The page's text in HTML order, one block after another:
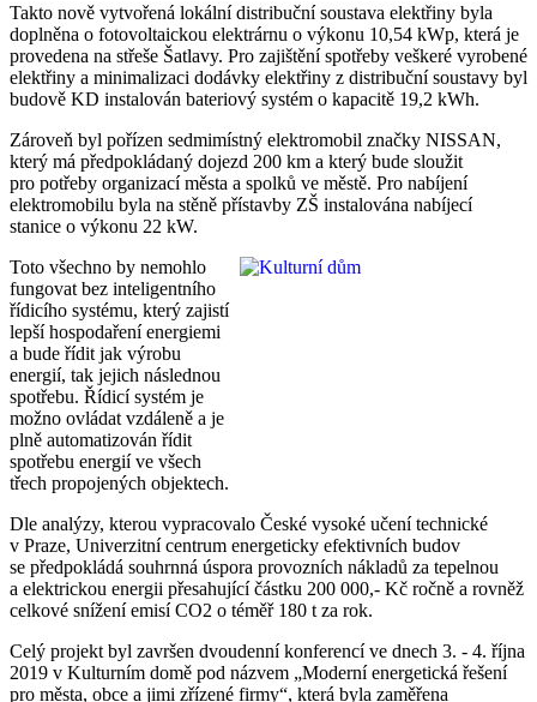
Takto nově vytvořená lokální distribuční soustava elektřiny byla
doplněna o fotovoltaickou elektrárnu o výkonu 10,54 kWp, která je
provedena na střeše Šatlavy. Pro zajištění spotřeby veškeré vyrobené
elektřiny a minimalizaci dodávky elektřiny z distribuční soustavy byl
budově KD instalován bateriový systém o kapacitě 19,2 kWh.
Zároveň byl pořízen sedmimístný elektromobil značky NISSAN,
který má předpokládaný dojezd 200 km a který bude sloužit
pro potřeby organizací města a spolků ve městě. Pro nabíjení
elektromobilu byla na stěně přístavby ZŠ instalována nabíjecí
stanice o výkonu 22 kW.
Toto všechno by nemohlo
fungovat bez inteligentního
řídicího systému, který zajistí
lepší hospodaření energiemi
a bude řídit jak výrobu
energií, tak jejich následnou
spotřebu. Řídicí systém je
možno ovládat vzdáleně a je
plně automatizován řídit
spotřebu energií ve všech
třech propojených objektech.
Dle analýzy, kterou vypracovalo České vysoké učení technické
v Praze, Univerzitní centrum energeticky efektivních budov
se předpokládá souhrnná úspora provozních nákladů za tepelnou
a elektrickou energii přesahující částku 200 000,- Kč ročně a rovněž
celkové snížení emisí CO2 o téměř 180 t za rok.
Celý projekt byl završen dvoudenní konferencí ve dnech 3. - 4. října
2019 v Kulturním domě pod názvem „Moderní energetická řešení
pro města, obce a jimi zřízené firmy“, která byla zaměřena